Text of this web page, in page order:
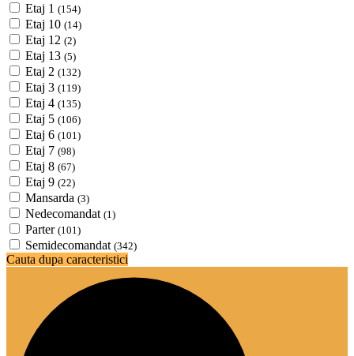
Etaj 1 (154)
Etaj 10 (14)
Etaj 12 (2)
Etaj 13 (5)
Etaj 2 (132)
Etaj 3 (119)
Etaj 4 (135)
Etaj 5 (106)
Etaj 6 (101)
Etaj 7 (98)
Etaj 8 (67)
Etaj 9 (22)
Mansarda (3)
Nedecomandat (1)
Parter (101)
Semidecomandat (342)
Cauta dupa caracteristici